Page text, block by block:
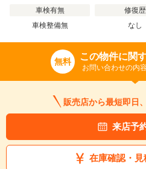
車検有無
車検整備無
修復歴
なし
無料 この物件に関
お問い合わせの内
販売店から最短即日
来店予
在庫確認・